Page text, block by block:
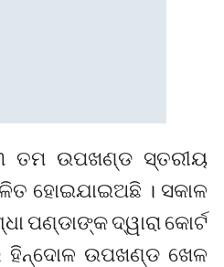
ତମ ଉପଖଣ୍ଡ ସ୍ତରୀୟ
ହୋଇଯାଇଅଛି । ସକାଳ
ପଣ୍ଡାଙ୍କ ଦ୍ୱାରା କୋର୍ଟ
ହିନ୍ଦୋଳ ଉପଖଣ୍ଡ ଖେଳ